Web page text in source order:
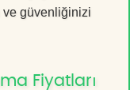
ve güvenliğinizi
Fiyatları